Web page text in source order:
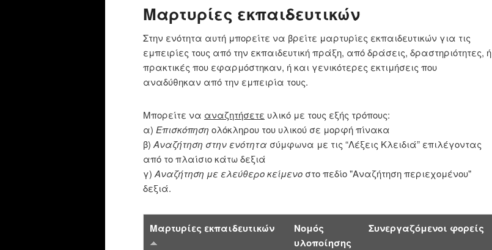
Μαρτυρίες εκπαιδευτικών
Στην ενότητα αυτή μπορείτε να βρείτε μαρτυρίες εκπαιδευτικών για τις
εμπειρίες τους από την εκπαιδευτική πράξη, από δράσεις, δραστηριότητες, ή
πρακτικές που εφαρμόστηκαν, ή και γενικότερες εκτιμήσεις που
αναδύθηκαν από την εμπειρία τους.
Μπορείτε να αναζητήσετε υλικό με τους εξής τρόπους:
α) Επισκόπηση ολόκληρου του υλικού σε μορφή πίνακα
β) Αναζήτηση στην ενότητα σύμφωνα με τις “Λέξεις Κλειδιά” επιλέγοντας
από το πλαίσιο κάτω δεξιά
γ) Aναζήτηση με ελεύθερο κείμενο στο πεδίο "Αναζήτηση περιεχομένου"
δεξιά.
Μαρτυρίες εκπαιδευτικών
Νομός
υλοποίησης
Συνεργαζόμενοι φορείς